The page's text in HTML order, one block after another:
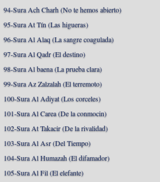
94-Sura Ach Charh (No te hemos abierto)
95-Sura At Tín (Las higueras)
96-Sura Al Alaq (La sangre coagulada)
97-Sura Al Qadr (El destino)
98-Sura Al baena (La prueba clara)
99-Sura Az Zalzalah (El terremoto)
100-Sura Al Adiyat (Los corceles)
101-Sura Al Carea (De la conmocin)
102-Sura At Takacir (De la rivalidad)
103-Sura Al Asr (Del Tiempo)
104-Sura Al Humazah (El difamador)
105-Sura Al Fil (El elefante)